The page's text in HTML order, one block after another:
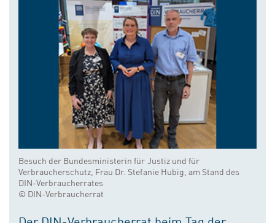
Besuch der Bundesministerin für Justiz und für
Verbraucherschutz, Frau Dr. Stefanie Hubig, am Stand des
DIN-Verbraucherrates
© DIN-Verbraucherrat